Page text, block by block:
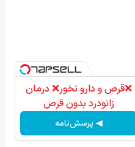
❌قرص‌ و دارو نخور❌ درمان
زانودرد بدون قرص
◀ پرسش‌نامه